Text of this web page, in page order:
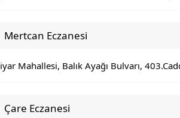
Mertcan Eczanesi
Mahallesi, Balık Ayağı Bulvarı,
Çare Eczanesi